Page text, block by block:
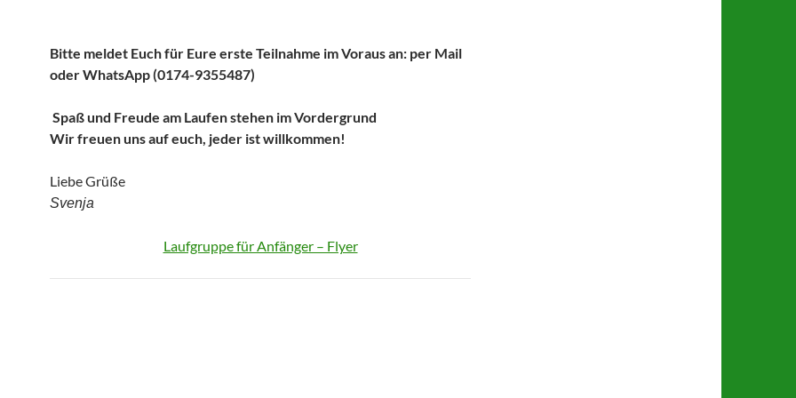
Bitte meldet Euch für Eure erste Teilnahme im Voraus an: per Mail
oder WhatsApp (0174-9355487)
Spaß und Freude am Laufen stehen im Vordergrund
Wir freuen uns auf euch, jeder ist willkommen!
Liebe Grüße
Svenja
Laufgruppe für Anfänger – Flyer